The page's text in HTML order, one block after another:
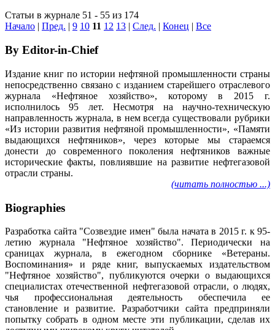
Статьи в журнале 51 - 55 из 174
Начало | Пред. | 9 10 11 12 13 | След. | Конец | Все
By Editor-in-Chief
Издание книг по истории нефтяной промышленности страны
непосредственно связано с изданием старейшего отраслевого
журнала «Нефтяное хозяйство», которому в 2015 г.
исполнилось 95 лет. Несмотря на научно-техническую
направленность журнала, в нем всегда существовали рубрики
«Из истории развития нефтяной промышленности», «Памяти
выдающихся нефтяников», через которые мы стараемся
донести до современного поколения нефтяников важные
исторические факты, повлиявшие на развитие нефтегазовой
отрасли страны.
(читать полностью ...)
Biographies
Разработка сайта "Созвездие имен" была начата в 2015 г. к 95-
летию журнала "Нефтяное хозяйство". Периодически на
сраницах журнала, в ежегодном сборнике «Ветераны.
Воспоминания» и ряде книг, выпускаемых издательством
"Нефтяное хозяйство", публикуются очерки о выдающихся
специалистах отечественной нефтегазовой отрасли, о людях,
чья профессиональная деятельность обеспечила ее
становление и развитие. Разработчики сайта предприняли
попытку собрать в одном месте эти публикации, сделав их